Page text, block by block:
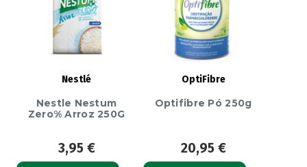
Nestlé
Nestle Nestum
Zero% Arroz 250G
3,95 €
OptiFibre
Optifibre Pó 250g
20,95 €